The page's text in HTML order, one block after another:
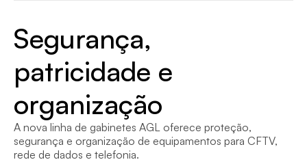
Segurança,
patricidade e
organização
A nova linha de gabinetes AGL oferece proteção,
segurança e organização de equipamentos para CFTV,
rede de dados e telefonia.